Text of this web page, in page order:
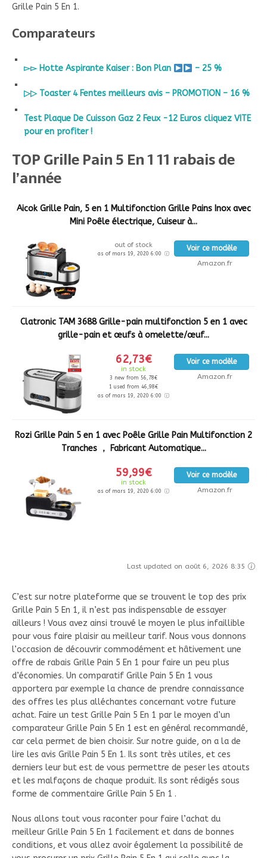
Grille Pain 5 En 1.
Comparateurs
▻▻ Hotte Aspirante Kaiser : Bon Plan – 25 %
▷▷ Toaster 4 Fentes meilleurs avis – PROMOTION – 16 %
Test Plaque De Cuisson Gaz 2 Feux -12 Euros cliquez VITE
pour en profiter !
TOP Grille Pain 5 En 1 11 rabais de
l’année
Aicok Grille Pain, 5 en 1 Multifonction Grille Pains Inox avec
Mini Poêle électrique, Cuiseur à...
out of stock
as of mars 19, 2020 6:00
Voir ce modèle
Amazon.fr
Clatronic TAM 3688 Grille-pain multifonction 5 en 1 avec
grille-pain et œufs à omelette/œuf...
62,73€
in stock
3 new from 56,78€
1 used from 46,98€
as of mars 19, 2020 6:00
Voir ce modèle
Amazon.fr
Rozi Grille Pain 5 en 1 avec Poêle Grille Pain Multifonction 2
Tranches ， Fabricant Automatique...
59,99€
in stock
as of mars 19, 2020 6:00
Voir ce modèle
Amazon.fr
Last updated on août 6, 2026 8:35
C’est sur notre plateforme que se trouvent le top des prix
Grille Pain 5 En 1, il n’est pas indispensable de essayer
ailleurs ! Vous avez ainsi trouvé le moyen le plus infaillible
pour vous faire plaisir au meilleur tarif. Nous vous donnons
l’occasion de découvrir commodément et hâtivement une
offre de rabais Grille Pain 5 En 1 pour faire un peu plus
d’économies. Un comparatif Grille Pain 5 En 1 vous
apportera par exemple la chance de prendre connaissance
des offres les plus alléchantes concernant votre future
achat. Faire un test Grille Pain 5 En 1 par le moyen d’un
comparateur Grille Pain 5 En 1 est en général recommandé,
car cela permet de bien choisir. Sur notre guide, on a la de
lire les avis Grille Pain 5 En 1. Ils sont très utiles, et ces
derniers leur but est de vous permettre de peser les atouts
et les malfaçons de chaque produit. Ils sont rédigés sous
forme de commentaire Grille Pain 5 En 1 .
Nous allons tout vous raconter pour faire l’achat du
meilleur Grille Pain 5 En 1 facilement et dans de bonnes
conditions, et vous allez avoir également la possibilité de